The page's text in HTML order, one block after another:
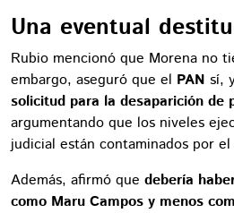
Una eventual
Rubio mencionó que Morena no
embargo, aseguró que el PAN sí,
solicitud para la desaparición de
argumentando que los niveles
judicial están contaminados por
Además, afirmó que debería
como Maru Campos y menos